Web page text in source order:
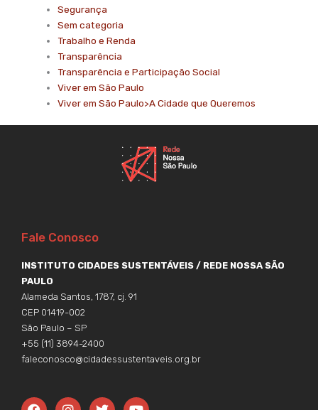
Segurança
Sem categoria
Trabalho e Renda
Transparência
Transparência e Participação Social
Viver em São Paulo
Viver em São Paulo>A Cidade que Queremos
Fale Conosco
INSTITUTO CIDADES SUSTENTÁVEIS / REDE NOSSA SÃO
PAULO
Alameda Santos, 1787, cj. 91
CEP 01419-002
São Paulo – SP
+55 (11) 3894-2400
faleconosco@cidadessustentaveis.org.br
F
I
T
Y